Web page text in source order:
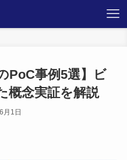
PoC事例5選】ビ
概念実証を解説
月1日